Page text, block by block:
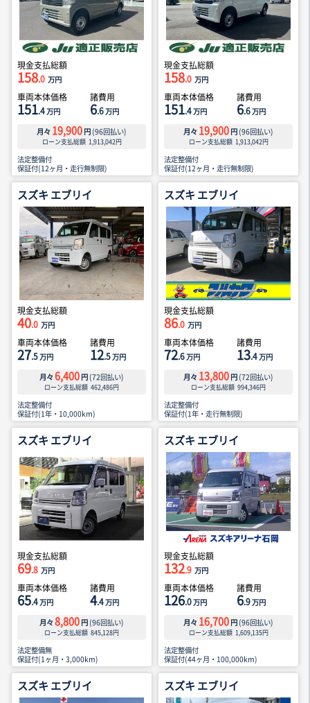
現金支払総額
158.0 万円
車両本体価格
151.4万円
諸費用
6.6万円
月々 19,900 円 (96回払い)
ローン支払総額 1,913,042円
法定整備付
保証付(12ヶ月・走行無制限)
現金支払総額
158.0 万円
車両本体価格
151.4万円
諸費用
6.6万円
月々 19,900 円 (96回払い)
ローン支払総額 1,913,042円
法定整備付
保証付(12ヶ月・走行無制限)
スズキ エブリイ
現金支払総額
40.0 万円
車両本体価格
27.5万円
諸費用
12.5万円
月々 6,400 円 (72回払い)
ローン支払総額 462,486円
法定整備付
保証付(1年・10,000km)
スズキ エブリイ
現金支払総額
86.0 万円
車両本体価格
72.6万円
諸費用
13.4万円
月々 13,800 円 (72回払い)
ローン支払総額 994,346円
法定整備付
保証付(1年・走行無制限)
スズキ エブリイ
現金支払総額
69.8 万円
車両本体価格
65.4万円
諸費用
4.4万円
月々 8,800 円 (96回払い)
ローン支払総額 845,128円
法定整備無
保証付(1ヶ月・3,000km)
スズキ エブリイ
現金支払総額
132.9 万円
車両本体価格
126.0万円
諸費用
6.9万円
月々 16,700 円 (96回払い)
ローン支払総額 1,609,135円
法定整備付
保証付(44ヶ月・100,000km)
スズキ エブリイ スズキ エブリイ